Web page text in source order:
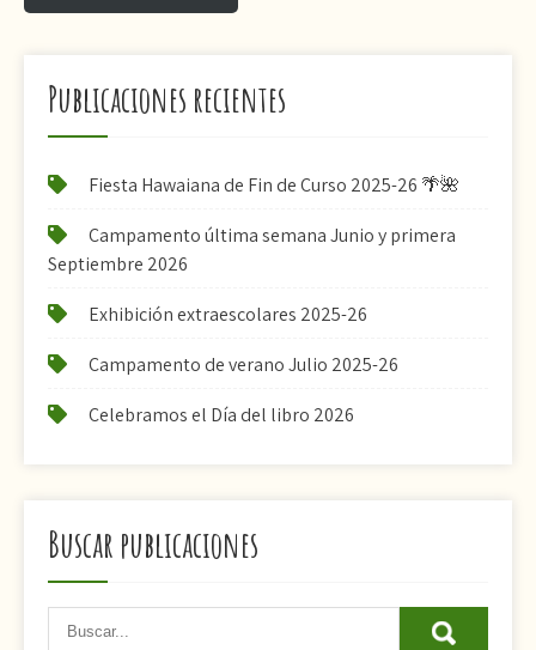
Publicaciones recientes
Fiesta Hawaiana de Fin de Curso 2025-26 🌴🌺
Campamento última semana Junio y primera
Septiembre 2026
Exhibición extraescolares 2025-26
Campamento de verano Julio 2025-26
Celebramos el Día del libro 2026
Buscar publicaciones